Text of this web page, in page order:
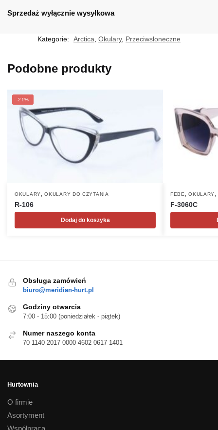
Sprzedaż wyłącznie wysyłkowa
Kategorie: Arctica Okulary, Przeciwsłoneczne
Podobne produkty
-21%
OKULARY ,OKULARY DO CZYTANIA
R-106
Dodaj do koszyka
FEBE ,OKULARY
F-3060C
Obsługa zamówień
biuro@meridian-hurt.pl
Godziny otwarcia
7:00 - 15:00 (poniedziałek - piątek)
Numer naszego konta
70 1140 2017 0000 4602 0617 1401
Hurtownia
O firmie
Asortyment